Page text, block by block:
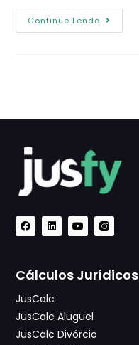
Continue Lendo
Cálculos Jurídicos
JusCalc
JusCalc Aluguel
JusCalc Divórcio